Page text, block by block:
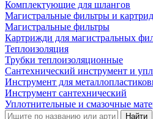
Комплектующие для шлангов
Магистральные фильтры и
Магистральные фильтры
Картрижди для магистральных
Теплоизоляция
Трубки теплоизоляционные
Сантехнический инструмент и
Инструмент для
Инструмент сантехнический
Уплотнительные и смазочные
Найти